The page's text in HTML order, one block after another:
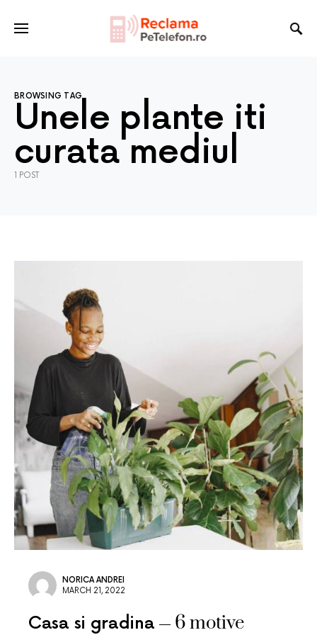
BROWSING TAG
Unele plante iti
curata mediul
1 POST
NORICA ANDREI
MARCH 21, 2022
Casa si gradina 6 motive